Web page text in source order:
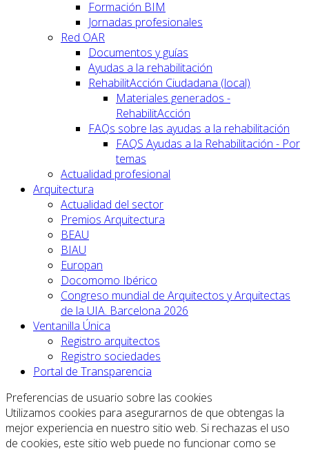
Formación BIM
Jornadas profesionales
Red OAR
Documentos y guías
Ayudas a la rehabilitación
RehabilitAcción Ciudadana (local)
Materiales generados -
RehabilitAcción
FAQs sobre las ayudas a la rehabilitación
FAQS Ayudas a la Rehabilitación - Por
temas
Actualidad profesional
Arquitectura
Actualidad del sector
Premios Arquitectura
BEAU
BIAU
Europan
Docomomo Ibérico
Congreso mundial de Arquitectos y Arquitectas
de la UIA. Barcelona 2026
Ventanilla Única
Registro arquitectos
Registro sociedades
Portal de Transparencia
Preferencias de usuario sobre las cookies
Utilizamos cookies para asegurarnos de que obtengas la
mejor experiencia en nuestro sitio web. Si rechazas el uso
de cookies, este sitio web puede no funcionar como se